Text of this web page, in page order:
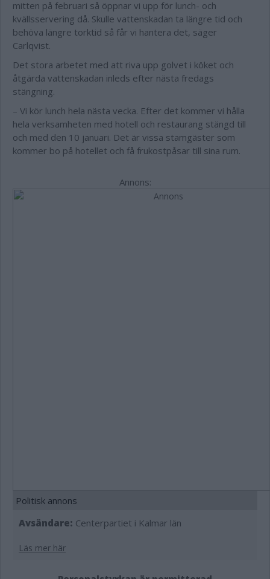
mitten på februari så öppnar vi upp för lunch- och
kvällsservering då. Skulle vattenskadan ta längre tid och
behöva längre torktid så får vi hantera det, säger
Carlqvist.
Det stora arbetet med att riva upp golvet i köket och
åtgärda vattenskadan inleds efter nästa fredags
stängning.
– Vi kör lunch hela nästa vecka. Efter det kommer vi hålla
hela verksamheten med hotell och restaurang stängd till
och med den 10 januari. Det är vissa stamgäster som
kommer bo på hotellet och få frukostpåsar till sina rum.
Annons:
Politisk annons
Avsändare: Centerpartiet i Kalmar län
Läs mer här